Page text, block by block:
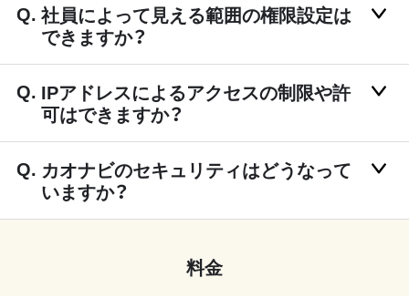
社員によって見える範囲の権限設定は
できますか？
IPアドレスによるアクセスの制限や許
可はできますか？
カオナビのセキュリティはどうなって
いますか？
料金